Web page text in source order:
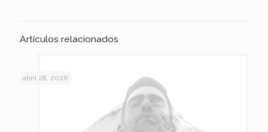
Artículos relacionados
abril 28, 2026